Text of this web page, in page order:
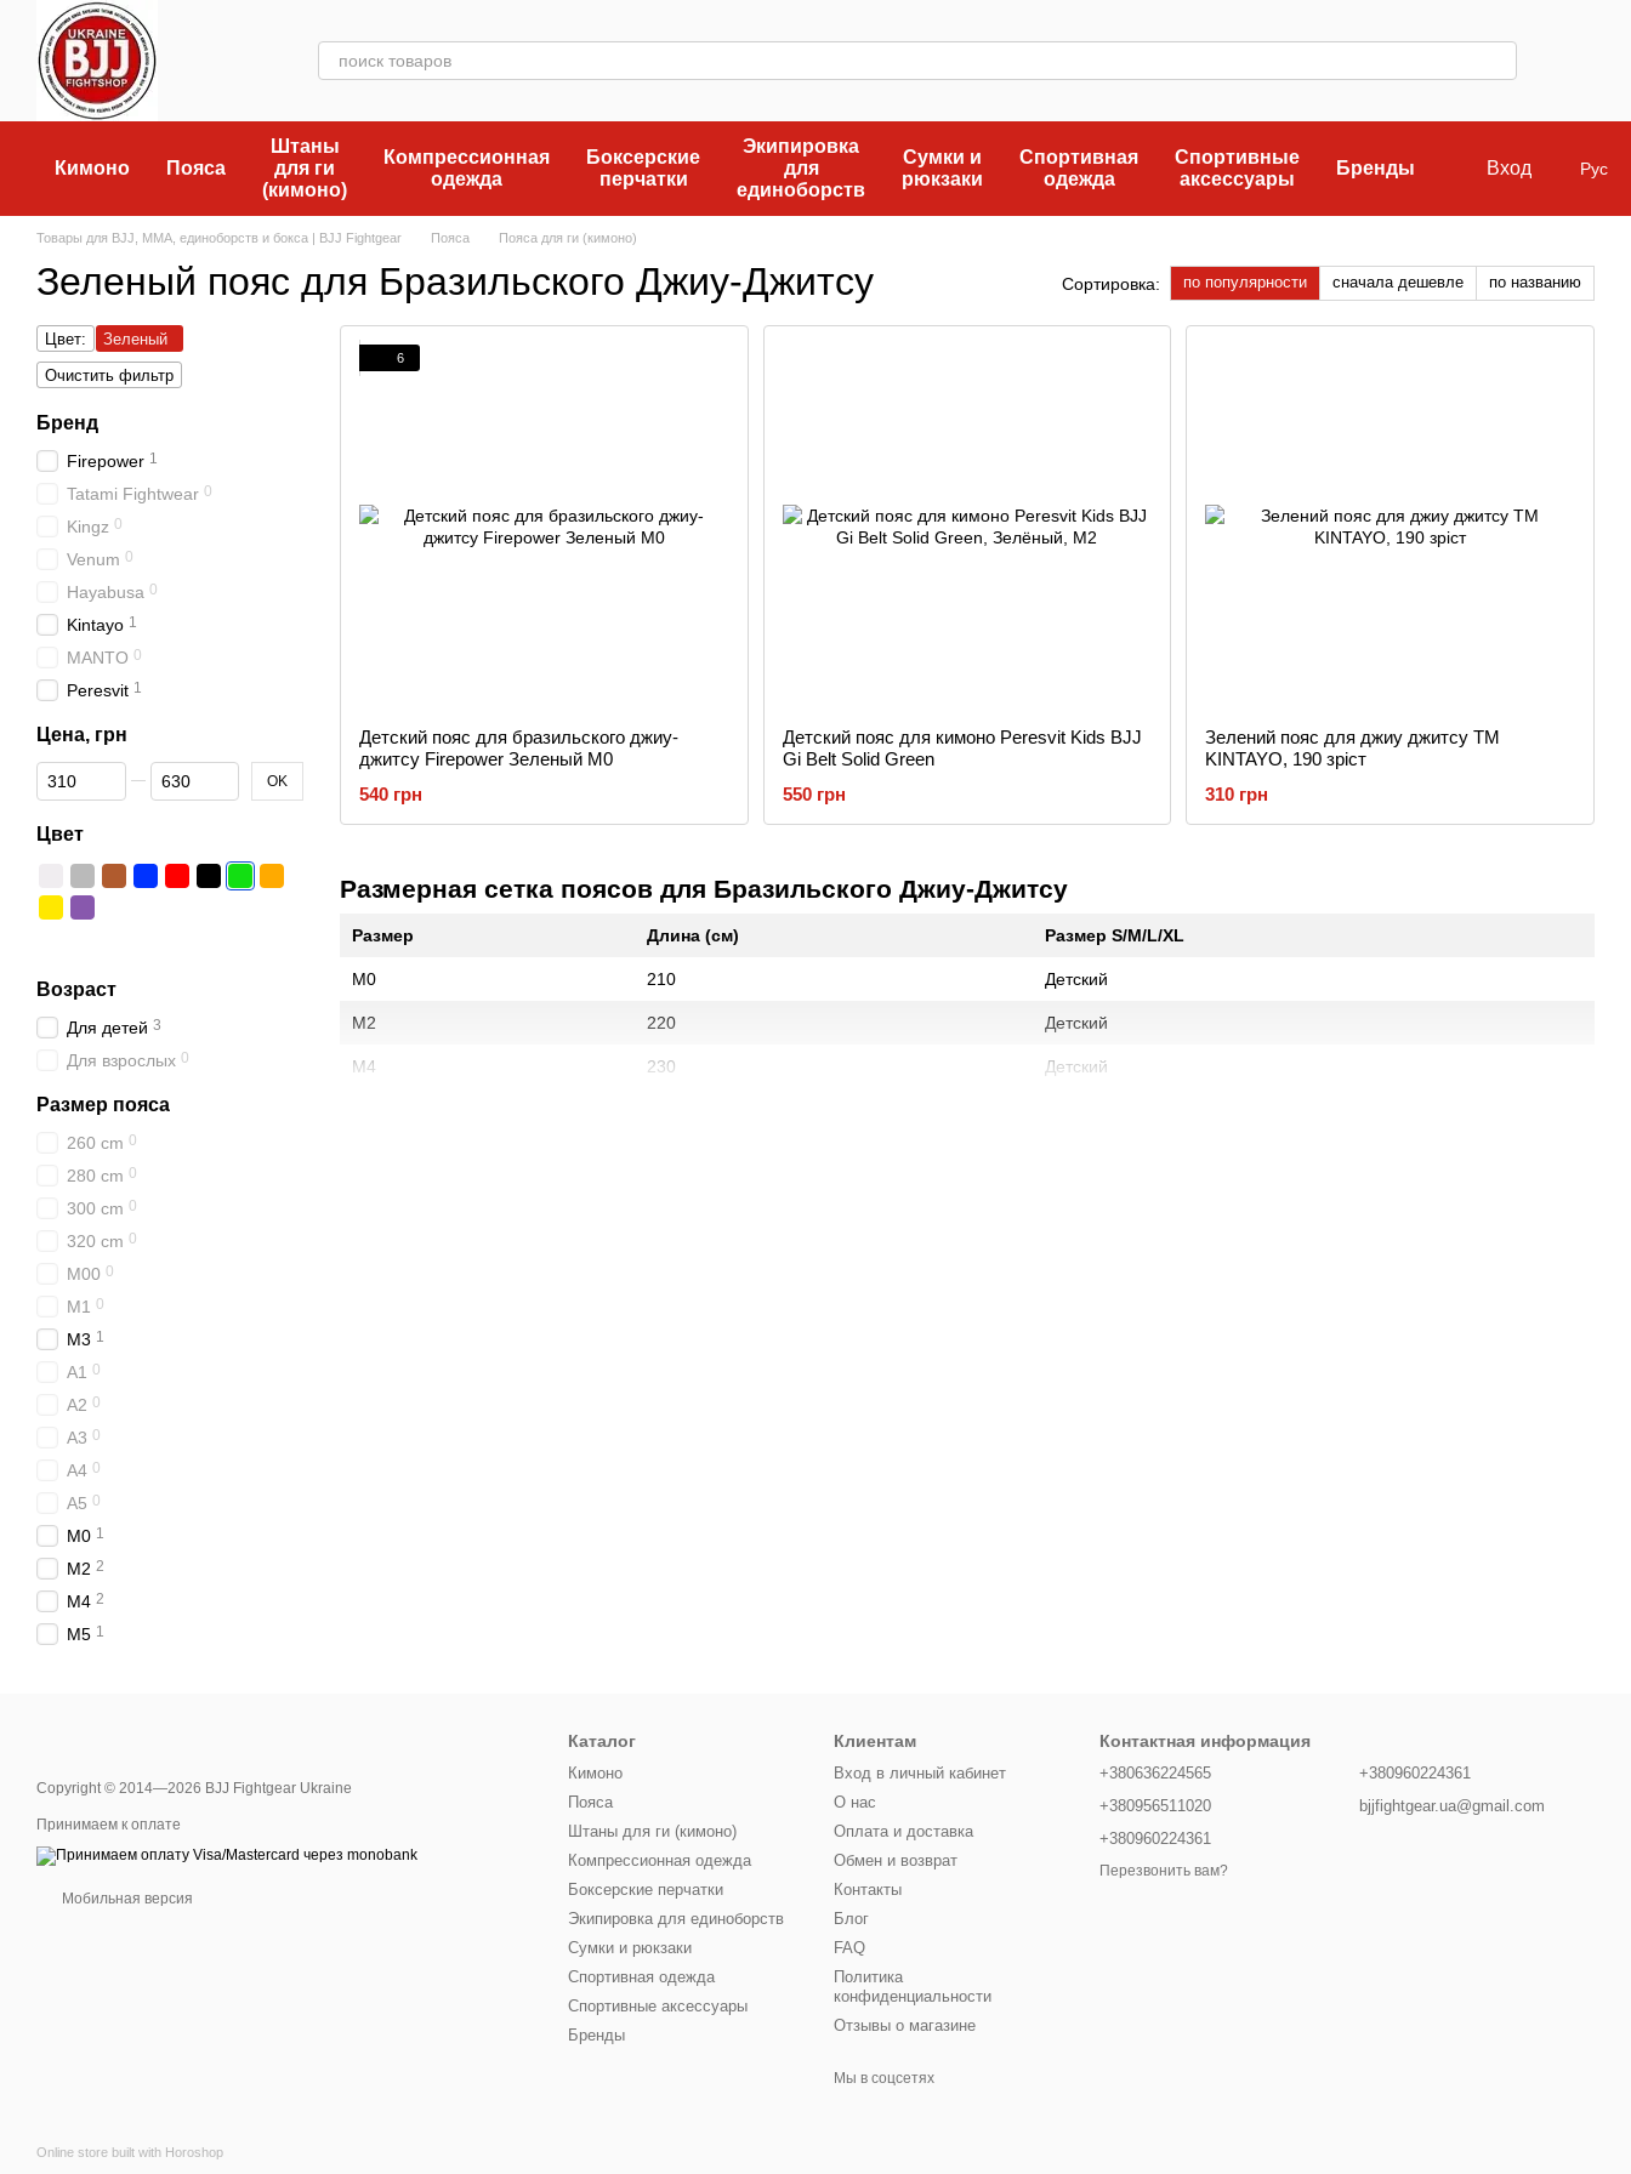
Перейти к основному контенту
Кимоно Пояса
Штаны
для ги
(кимоно)
Компрессионная
одежда
Боксерские
перчатки
Экипировка
для
единоборств
Сумки и
рюкзаки
Спортивная
одежда
Спортивные
аксессуары
Бренды Вход Рус
Товары для BJJ, MMA, единоборств и бокса | BJJ Fightgear Пояса Пояса для ги (кимоно)
Зеленый пояс для Бразильского Джиу-Джитсу Сортировка: по популярности сначала дешевле по названию
Размерная сетка поясов для Бразильского Джиу-Джитсу
Размер Длина (см) Размер S/M/L/XL
M0 210 Детский
M2 220 Детский
M4 230 Детский
6
Детский пояс для бразильского джиу-
джитсу Firepower Зеленый M0
540 грн
Детский пояс для кимоно Peresvit Kids BJJ
Gi Belt Solid Green
550 грн
Зелений пояс для джиу джитсу ТМ
KINTAYO, 190 зріст
310 грн
Цвет:
Зеленый
Очистить фильтр
Бренд
Firepower 1
Tatami Fightwear 0
Kingz 0
Venum 0
Hayabusa 0
Kintayo 1
MANTO 0
Peresvit 1
Цена, грн
От Цена, грн
До Цена, грн OK
Цвет
Возраст
Для детей 3
Для взрослых 0
Размер пояса
260 cm 0
280 cm 0
300 cm 0
320 cm 0
M00 0
M1 0
M3 1
A1 0
A2 0
A3 0
A4 0
A5 0
M0 1
M2 2
M4 2
M5 1
Copyright © 2014—2026 BJJ Fightgear Ukraine
Принимаем к оплате
Мобильная версия
Online store built with Horoshop
Каталог
Кимоно
Пояса
Штаны для ги (кимоно)
Компрессионная одежда
Боксерские перчатки
Экипировка для единоборств
Сумки и рюкзаки
Спортивная одежда
Спортивные аксессуары
Бренды
Клиентам
Вход в личный кабинет
О нас
Оплата и доставка
Обмен и возврат
Контакты
Блог
FAQ
Политика
конфиденциальности
Отзывы о магазине
Мы в соцсетях
Контактная информация
+380636224565
+380956511020
+380960224361
Перезвонить вам?
+380960224361
bjjfightgear.ua@gmail.com